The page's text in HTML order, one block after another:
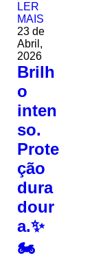
LER
MAIS
23 de
Abril,
2026
Brilh
o
inten
so.
Prote
ção
dura
dour
a.✨
🏍️